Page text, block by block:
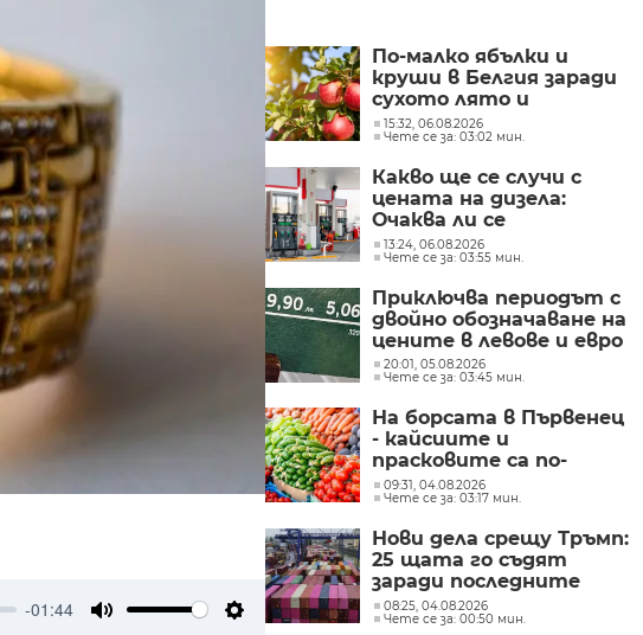
-01:44
По-малко ябълки и
круши в Белгия заради
сухото лято и
градушките
15:32, 06.08.2026
Чете се за: 03:02 мин.
Какво ще се случи с
цената на дизела:
Очаква ли се
поевтиняване или нов
ръст?
13:24, 06.08.2026
Чете се за: 03:55 мин.
Приключва периодът с
двойно обозначаване на
цените в левове и евро
20:01, 05.08.2026
Чете се за: 03:45 мин.
На борсата в Първенец
- кайсиите и
прасковите са по-
евтини от миналата
година
09:31, 04.08.2026
Чете се за: 03:17 мин.
Нови дела срещу Тръмп:
25 щата го съдят
заради последните
мита върху вноса
08:25, 04.08.2026
Чете се за: 00:50 мин.